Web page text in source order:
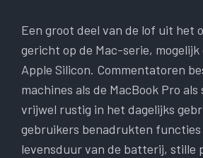
Een groot deel van de lof uit het
gericht op de Mac-serie,
Apple Silicon. Commentatoren
machines als de MacBook Pro
vrijwel rustig in het dagelijks
gebruikers benadrukten functies
levensduur van de batterij, stille